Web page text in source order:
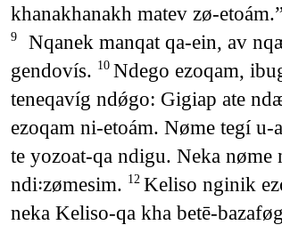
khanakhanakh matev zø-etoám.”
9
Nqanek manqat qa-ein, av
gendovís. 10 Ndego ezoqam,
teneqavíg ndǿgo: Gigiap ate
ezoqam ni-etoám. Nøme tegí
te yozoat-qa ndigu. Neka
ndi꞉zømesim. 12 Keliso nginik
neka Keliso-qa kha betē-